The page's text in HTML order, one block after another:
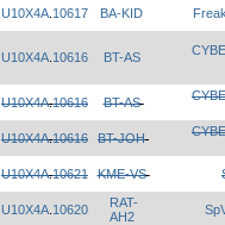
U10X4A 10617 BA-KID
U10X4A 10616 BT-AS
U10X4A.10616 BT-AS
U10X4A.10616 BT-JOH
U10X4A.10621 KME-VS
U10X4A 10620
RAT-
AH2